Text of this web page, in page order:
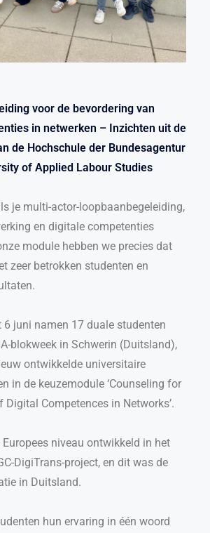
voor de bevordering van
in netwerken – Inzichten uit de
de Hochschule der Bundesagentur
of Applied Labour Studies
je multi-actor-loopbaanbegeleiding,
en digitale competenties
module hebben we precies dat
zeer betrokken studenten en
6 juni namen 17 duale studenten
blokweek in Schwerin (Duitsland),
ontwikkelde universitaire
in de keuzemodule ‘Counseling for
Competences in Networks’.
niveau ontwikkeld in het
DigiTrans-project, en dit was de
in Duitsland.
hun ervaring in één woord